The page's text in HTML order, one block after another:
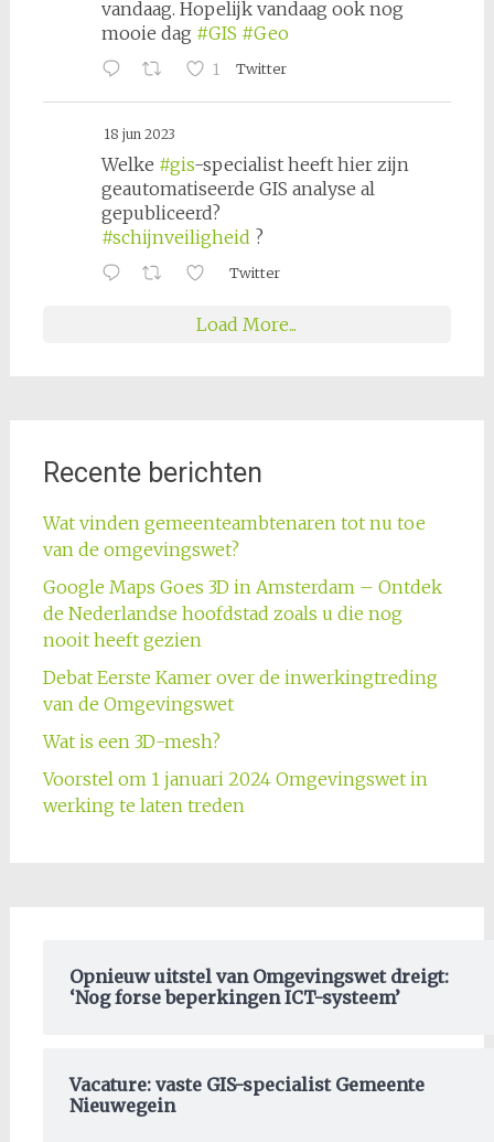
vandaag. Hopelijk vandaag ook nog
mooie dag #GIS #Geo
1 Twitter
18 jun 2023
Welke #gis-specialist heeft hier zijn
geautomatiseerde GIS analyse al
gepubliceerd?
#schijnveiligheid ?
Twitter
Load More...
Recente berichten
Wat vinden gemeenteambtenaren tot nu toe
van de omgevingswet?
Google Maps Goes 3D in Amsterdam – Ontdek
de Nederlandse hoofdstad zoals u die nog
nooit heeft gezien
Debat Eerste Kamer over de inwerkingtreding
van de Omgevingswet
Wat is een 3D-mesh?
Voorstel om 1 januari 2024 Omgevingswet in
werking te laten treden
Opnieuw uitstel van Omgevingswet dreigt:
‘Nog forse beperkingen ICT-systeem’
Vacature: vaste GIS-specialist Gemeente
Nieuwegein